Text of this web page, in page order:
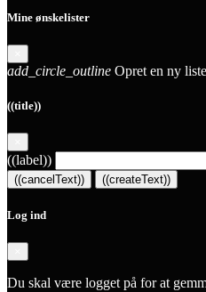
Mine ønskelister
add_circle_outline Opret en ny liste
((title))
((label))
((cancelText)) ((createText))
Log ind
Du skal være logget på for at